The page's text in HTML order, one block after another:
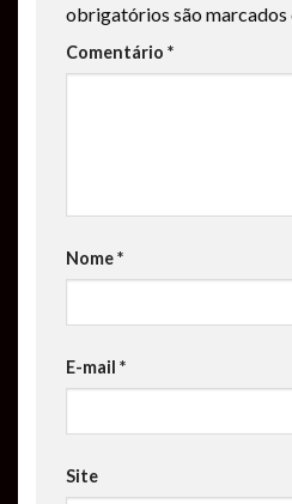
obrigatórios são marcados
Comentário *
Nome*
E-mail *
Site